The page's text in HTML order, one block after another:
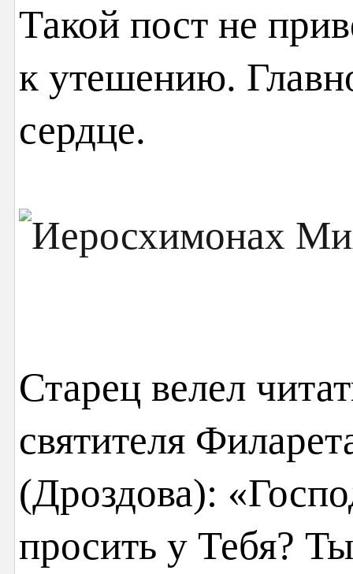
Такой пост не
к утешению.
сердце.
Старец велел
святителя
(Дроздова):
просить у Тебя?